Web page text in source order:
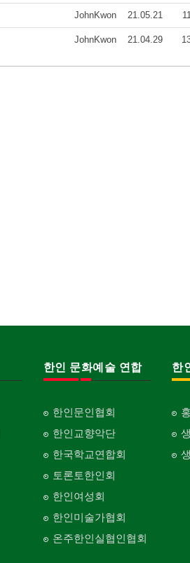
JohnKwon 21.05.21
JohnKwon 21.04.29
한인 문화예술 연합
한인문인협회
한인교향악단
한국학교연합회
토론토한인회
한인여성회
한인미술가협회
온주한인실협인협회
한